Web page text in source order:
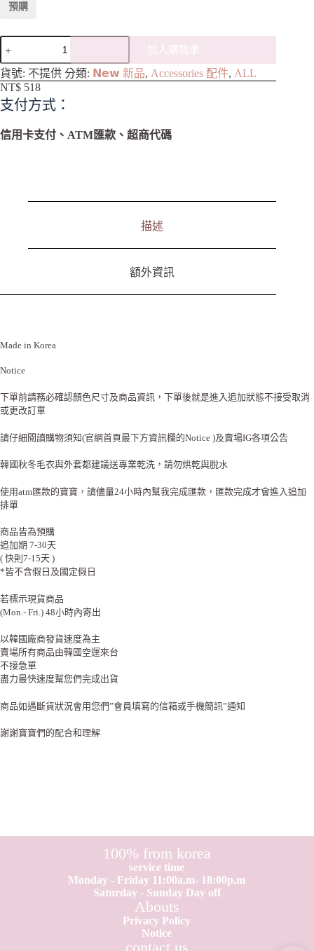
預購
加入購物車
A
l
e
n
貨號: 不提供 分類: 𝗡𝗲𝘄 新品, Accessories 配件, ALL
NT$ 518
支付方式：
信用卡支付、ATM匯款、超商代碼
描述
額外資訊
Made in Korea
Notice
下單前請務必確認顏色尺寸及商品資訊，下單後就是進入追加狀態不接受取消
或更改訂單
請仔細閱讀購物須知(官網首頁最下方資訊欄的Notice )及賣場IG各項公告
韓國秋冬毛衣與外套都建議送專業乾洗，請勿烘乾與脫水
使用atm匯款的寶寶，請儘量24小時內幫我完成匯款，匯款完成才會進入追加
排單
商品皆為預購
追加期 7-30天
( 快則7-15天 )
*皆不含假日及國定假日
若標示現貨商品
(Mon.- Fri.) 48小時內寄出
以韓國廠商發貨速度為主
賣場所有商品由韓國空運來台
不接急單
盡力最快速度幫您們完成出貨
商品如遇斷貨狀況會用您們”會員填寫的信箱或手機簡訊”通知
謝謝寶寶們的配合和理解
100% from korea
service time
Monday - Friday 11:00a.m- 18:00p.m
Saturday - Sunday Day off
Abouts
Privacy Policy
Notice
contact us